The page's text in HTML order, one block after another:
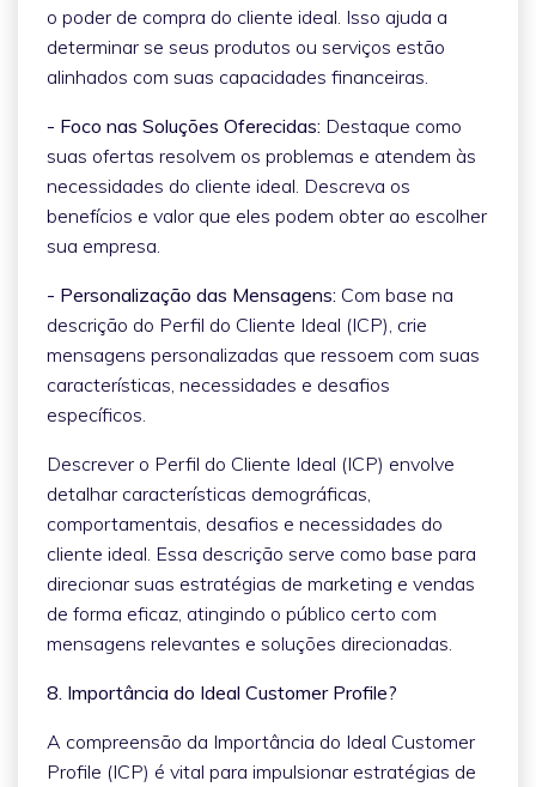
o poder de compra do cliente ideal. Isso ajuda a
determinar se seus produtos ou serviços estão
alinhados com suas capacidades financeiras.
- Foco nas Soluções Oferecidas: Destaque como
suas ofertas resolvem os problemas e atendem às
necessidades do cliente ideal. Descreva os
benefícios e valor que eles podem obter ao escolher
sua empresa.
- Personalização das Mensagens: Com base na
descrição do Perfil do Cliente Ideal (ICP), crie
mensagens personalizadas que ressoem com suas
características, necessidades e desafios
específicos.
Descrever o Perfil do Cliente Ideal (ICP) envolve
detalhar características demográficas,
comportamentais, desafios e necessidades do
cliente ideal. Essa descrição serve como base para
direcionar suas estratégias de marketing e vendas
de forma eficaz, atingindo o público certo com
mensagens relevantes e soluções direcionadas.
8. Importância do Ideal Customer Profile?
A compreensão da Importância do Ideal Customer
Profile (ICP) é vital para impulsionar estratégias de